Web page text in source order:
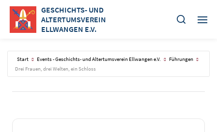
GESCHICHTS- UND
ALTERTUMSVEREIN
ELLWANGEN E.V.
Start Events - Geschichts- und Altertumsverein Ellwangen e.V.
Führungen
Drei Frauen, drei Welten, ein Schloss